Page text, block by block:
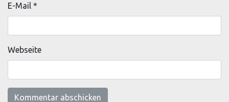
E-Mail *
Webseite